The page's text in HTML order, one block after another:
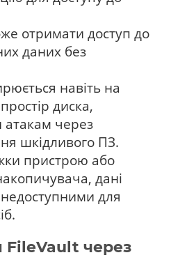
отримати доступ до
даних без
навіть на
диска,
атакам через
шкідливого ПЗ.
пристрою або
дані
для
FileVault через